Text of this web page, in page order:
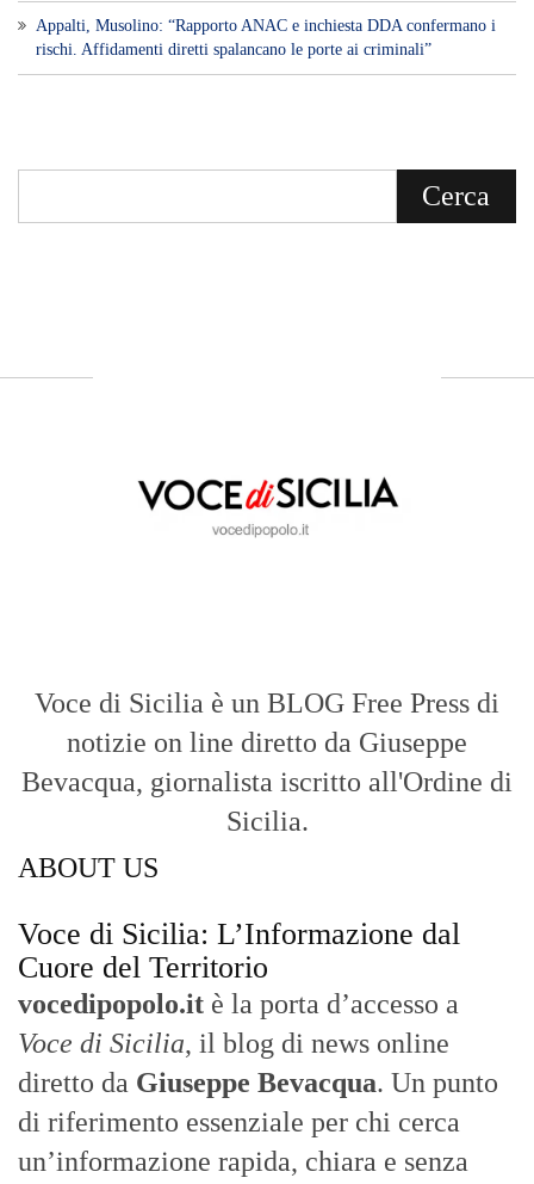
​Appalti, Musolino: “Rapporto ANAC e inchiesta DDA confermano i
rischi. Affidamenti diretti spalancano le porte ai criminali”
Voce di Sicilia è un BLOG Free Press di
notizie on line diretto da Giuseppe
Bevacqua, giornalista iscritto all'Ordine di
Sicilia.
ABOUT US
Voce di Sicilia: L’Informazione dal
Cuore del Territorio
vocedipopolo.it è la porta d’accesso a
Voce di Sicilia, il blog di news online
diretto da Giuseppe Bevacqua. Un punto
di riferimento essenziale per chi cerca
un’informazione rapida, chiara e senza